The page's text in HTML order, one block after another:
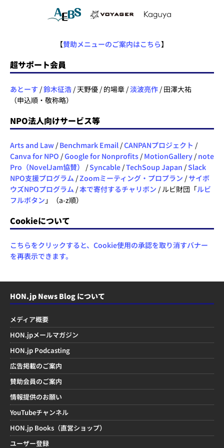
【賛助メニューのご案内はこちら】
超サポート会員
あとーす /鈴木征浩 / 天野優 / 的場章 /淡波亮作 / 田澤大祐
（申込順・敬称略）
NPO法人向けサービス等
Arts and Law / Benchmark Email /CANPANプロジェクト /
Canva for NPO /Google for Nonprofits / MotionGallery / note
Pro（NovelJam協賛）
/Syncable /TechSoup Japan /Slack
NPO支援プログラム /Zoomミーティング・プロプラン /サイボ
ウズNPOプログラム /本で寄付するチャリボン / ルビ財団「ルビ
フルボタン 」（a-z順）
Cookieについて
こちらをクリックすると、Cookie使用の承認を取り消すバナー
を再表示できます。
HON.jp News Blog について
メディア概要
HON.jpメールマガジン
HON.jp Podcasting
広告掲載のご案内
賛助会員のご案内
情報提供のお願い
YouTubeチャンネル
HON.jp Books（直営ショップ）
ユーザー登録